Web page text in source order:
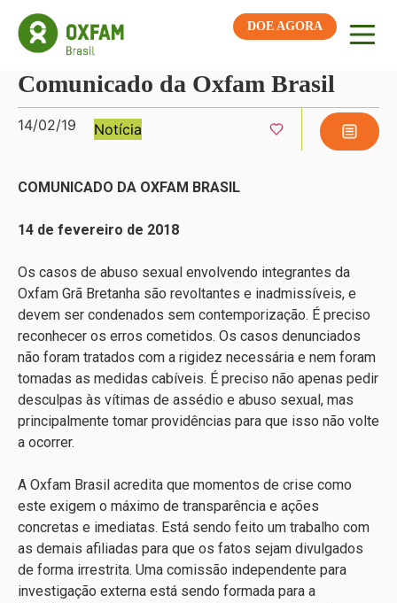
DOE AGORA
Comunicado da Oxfam Brasil
14/02/19 Notícia
COMUNICADO DA OXFAM BRASIL
14 de fevereiro de 2018
Os casos de abuso sexual envolvendo integrantes da
Oxfam Grã Bretanha são revoltantes e inadmissíveis, e
devem ser condenados sem contemporização. É preciso
reconhecer os erros cometidos. Os casos denunciados
não foram tratados com a rigidez necessária e nem foram
tomadas as medidas cabíveis. É preciso não apenas pedir
desculpas às vítimas de assédio e abuso sexual, mas
principalmente tomar providências para que isso não volte
a ocorrer.
A Oxfam Brasil acredita que momentos de crise como
este exigem o máximo de transparência e ações
concretas e imediatas. Está sendo feito um trabalho com
as demais afiliadas para que os fatos sejam divulgados
de forma irrestrita. Uma comissão independente para
investigação externa está sendo formada para a